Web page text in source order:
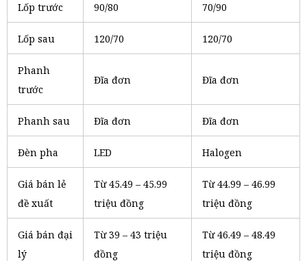
Lốp trước 90/80 70/90
Lốp sau 120/70 120/70
Phanh
trước
Đĩa đơn Đĩa đơn
Phanh sau Đĩa đơn Đĩa đơn
Đèn pha LED Halogen
Giá bán lẻ
đề xuất
Từ 45.49 – 45.99
triệu đồng
Từ 44.99 – 46.99
triệu đồng
Giá bán đại
lý
Từ 39 – 43 triệu
đồng
Từ 46.49 – 48.49
triệu đồng